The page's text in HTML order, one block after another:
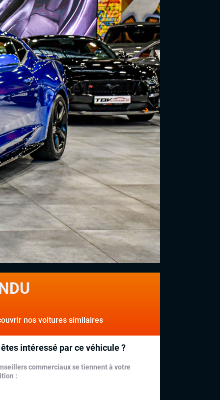
nos voitures similaires
intéressé par ce véhicule ?
commerciaux se tiennent à votre
: